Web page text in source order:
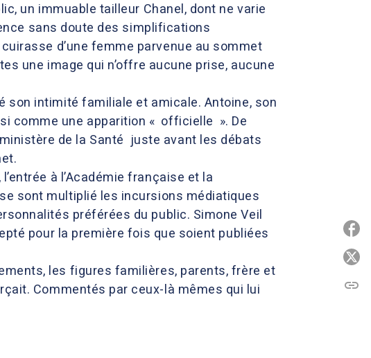
un immuable tailleur Chanel, dont ne varie
sans doute des simplifications
d’une femme parvenue au sommet
une image qui n’offre aucune prise, aucune
son intimité familiale et amicale. Antoine, son
comme une apparition « officielle ». De
de la Santé juste avant les débats
à l’Académie française et la
sont multiplié les incursions médiatiques
préférées du public. Simone Veil
pour la première fois que soient publiées
les figures familières, parents, frère et
Commentés par ceux-là mêmes qui lui
link